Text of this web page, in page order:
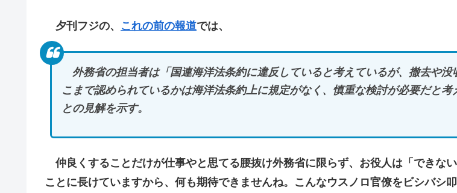
夕刊フジの、 これの前の報道では、
外務省の担当者は「国連海洋法条約に違反していると考えているが、撤去や没
こまで認められているかは海洋法条約上に規定がなく、慎重な検討が必要だと考
との見解を示す。
仲良くすることだけが仕事やと思てる腰抜け外務省に限らず、お役人は「できな
ことに長けていますから、何も期待できませんね。こんなウスノロ官僚をビシバシ